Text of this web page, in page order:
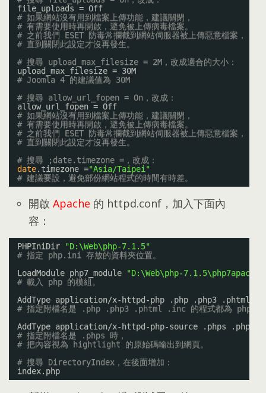
file_uploads = Off
# 如果網站沒有用到檔案上傳功能，建議關閉，
# 有需要使用時再開啟，避免被上傳病毒檔案。
# 之前我們 ESET 防毒常攔截到網站伺服器被上傳惡意檔案，
# 直到關閉此設定才沒再發生。
# 搜尋 upload_max_filesize = 2M，改成適合的大小：
upload_max_filesize = 30M
# Joomla 4 的建議值為 30M
# 搜尋 allow_url_fopen = On，改成：
allow_url_fopen = Off
# 如果網站沒有用到檔案上傳功能，建議關閉，
# 有需要使用時再開啟，避免被上傳病毒檔案。
# 之前我們 ESET 防毒常攔截到網站伺服器被上傳惡意檔案，
# 直到關閉此設定才沒再發生。
# 搜尋 ;date.timezone =，改成：
date.timezone ="Asia/Taipei"
# 建議要設，避免部份網站程式的時間有時差。
開啟 Apache 的 httpd.conf ， 加入下面內
容 ：
PHPIniDir
"D:\Web\php-7.1.5"
# 指定 php.ini 存放的資料夾位置。
LoadModule php7_module
"D:\Web\php-
# 載入 php 的模組。
AddType application/x-httpd-php
.php .php3 .phtml
# 指定附檔名是 .php .php3 .phtml .inc 的程式都為 php 程
AddType application/x-httpd-php-source
.phps
# 指定附檔名是 .phps 時，
# 把內容視為 hightlight 的原始碼輸出到網頁。
# 搜尋 DirectoryIndex，在後面增加：
index.php